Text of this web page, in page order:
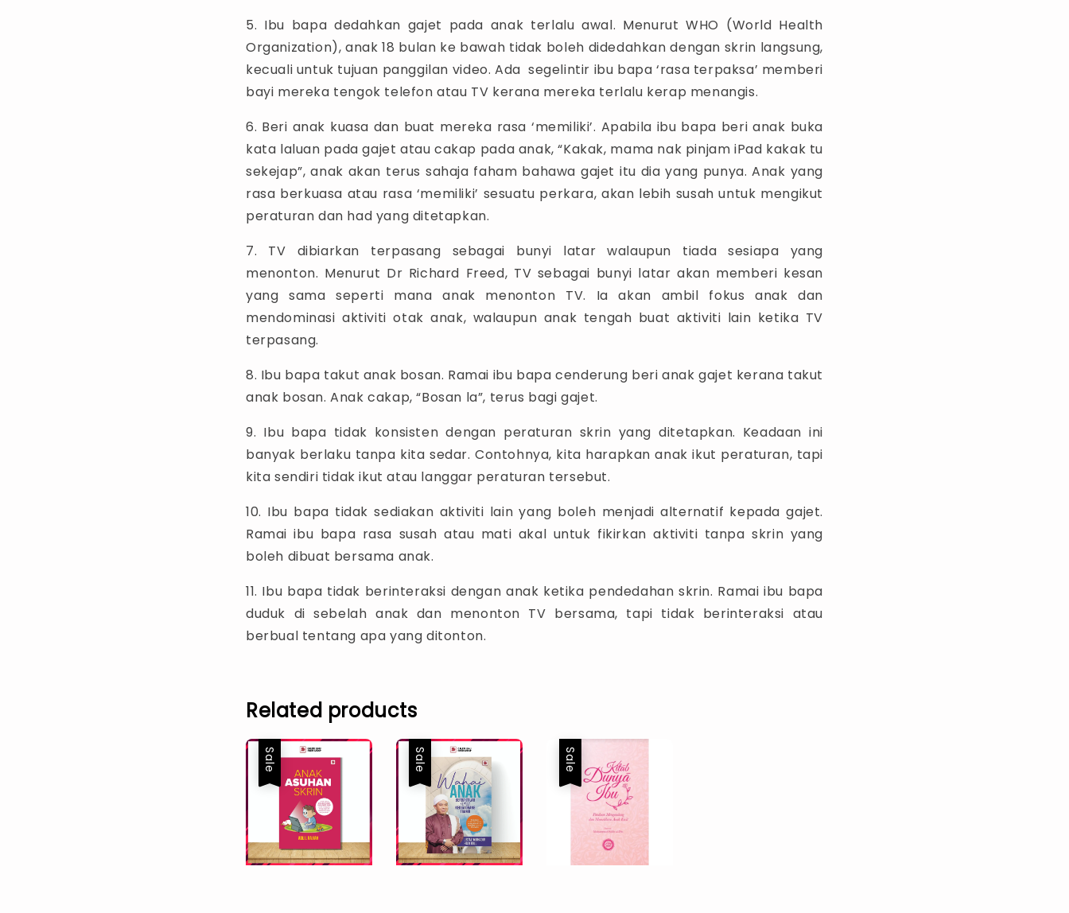
5. Ibu bapa dedahkan gajet pada anak terlalu awal. Menurut WHO (World Health
Organization), anak 18 bulan ke bawah tidak boleh didedahkan dengan skrin langsung,
kecuali untuk tujuan panggilan video. Ada segelintir ibu bapa ‘rasa terpaksa’ memberi
bayi mereka tengok telefon atau TV kerana mereka terlalu kerap menangis.
6. Beri anak kuasa dan buat mereka rasa ‘memiliki’. Apabila ibu bapa beri anak buka
kata laluan pada gajet atau cakap pada anak, “Kakak, mama nak pinjam iPad kakak tu
sekejap”, anak akan terus sahaja faham bahawa gajet itu dia yang punya. Anak yang
rasa berkuasa atau rasa ‘memiliki’ sesuatu perkara, akan lebih susah untuk mengikut
peraturan dan had yang ditetapkan.
7. TV dibiarkan terpasang sebagai bunyi latar walaupun tiada sesiapa yang
menonton. Menurut Dr Richard Freed, TV sebagai bunyi latar akan memberi kesan
yang sama seperti mana anak menonton TV. Ia akan ambil fokus anak dan
mendominasi aktiviti otak anak, walaupun anak tengah buat aktiviti lain ketika TV
terpasang.
8. Ibu bapa takut anak bosan. Ramai ibu bapa cenderung beri anak gajet kerana takut
anak bosan. Anak cakap, “Bosan la”, terus bagi gajet.
9. Ibu bapa tidak konsisten dengan peraturan skrin yang ditetapkan. Keadaan ini
banyak berlaku tanpa kita sedar. Contohnya, kita harapkan anak ikut peraturan, tapi
kita sendiri tidak ikut atau langgar peraturan tersebut.
10. Ibu bapa tidak sediakan aktiviti lain yang boleh menjadi alternatif kepada gajet.
Ramai ibu bapa rasa susah atau mati akal untuk fikirkan aktiviti tanpa skrin yang
boleh dibuat bersama anak.
11. Ibu bapa tidak berinteraksi dengan anak ketika pendedahan skrin. Ramai ibu bapa
duduk di sebelah anak dan menonton TV bersama, tapi tidak berinteraksi atau
berbual tentang apa yang ditonton.
Related products
Sale
Sale Sale